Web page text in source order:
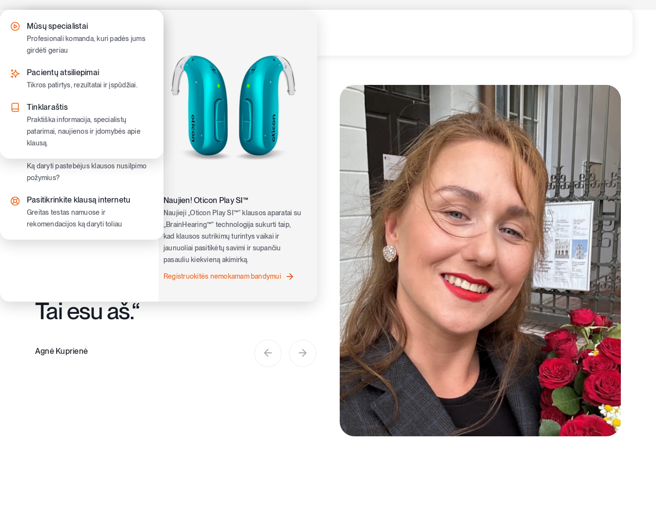
to
content
„Vieną dieną supranti, kad
tavo klausos sutrikimas yra
tavo autentiškumas. Tai nėra
atskirtas nuo manęs dalykas.
Tai esu aš.“
Agnė Kuprienė
Kaip gauti klausos aparatus
Sužinokite kaip pasinaudoti valstybine
kompensacija ir gauti nemokamus
Klausos aparatų tipai
Moderniausi klausos aparatai
Oticon ir Philips aparatai
Priedai patogumui, priežiūrai ir
geresniam girdėjimui kasdien
Naujien! Oticon Play SI™
Naujieji „Oticon Play SI™“ klausos aparatai su
„BrainHearing™“ technologija sukurti taip,
kad klausos sutrikimų turintys vaikai ir
jaunuoliai pasitikėtų savimi ir supančiu
pasauliu kiekvieną akimirką.
Registruokitės nemokamam bandymui
Klausos nusilpimo simptomai
Atpažinkite pirmuosius ženklus ir
pradėkite veikti laiku.
Klausos nusilpimo tipai
Sužinokite skirtumus ir ką jie reiškia
Gyvenimas su nusilpusia klausa
Patarimai kasdienybei, bendravimui ir
pasitikėjimui savimi
Ką daryti pastebėjus klausos nusilpimo
požymius?
Pasitikrinkite klausą internetu
Greitas testas namuose ir
rekomendacijos ką daryti toliau
Mūsų specialistai
Profesionali komanda, kuri padės jums
girdėti geriau
Pacientų atsiliepimai
Tikros patirtys, rezultatai ir įspūdžiai.
Tinklaraštis
Praktiška informacija, specialistų
patarimai, naujienos ir įdomybės apie
klausą.